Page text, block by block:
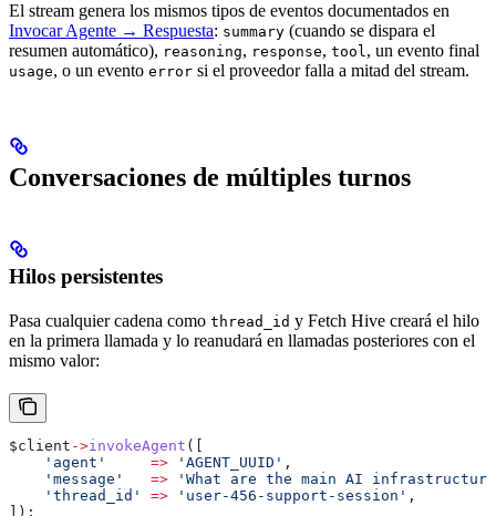
El stream genera los mismos tipos de eventos documentados en
Invocar Agente → Respuesta: summary (cuando se dispara el
resumen automático), reasoning, response, tool, un evento final
usage, o un evento error si el proveedor falla a mitad del stream.
Conversaciones de múltiples turnos
Hilos persistentes
Pasa cualquier cadena como thread_id y Fetch Hive creará el hilo
en la primera llamada y lo reanudará en llamadas posteriores con el
mismo valor:
$client ->invokeAgent ([
    'agent'
     =>
'AGENT_UUID' ,
    'message'
   =>
'What are the main AI
    'thread_id'
=> 'user-456-support-session' ,
]);